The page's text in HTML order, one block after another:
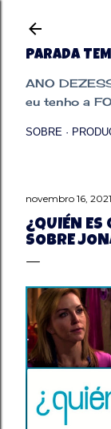
PARADA
ANO
eu tenho a
SOBRE
novembro 16, 2021
¿QUIÉN ES
SOBRE